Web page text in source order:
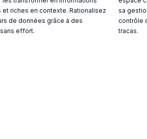
riches en contexte. Rationalisez
de données grâce à des
effort.
sa
contrôle
tracas.